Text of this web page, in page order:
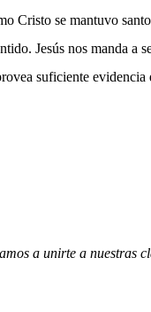
Cristo se mantuvo
Jesús nos manda
suficiente
a unirte a